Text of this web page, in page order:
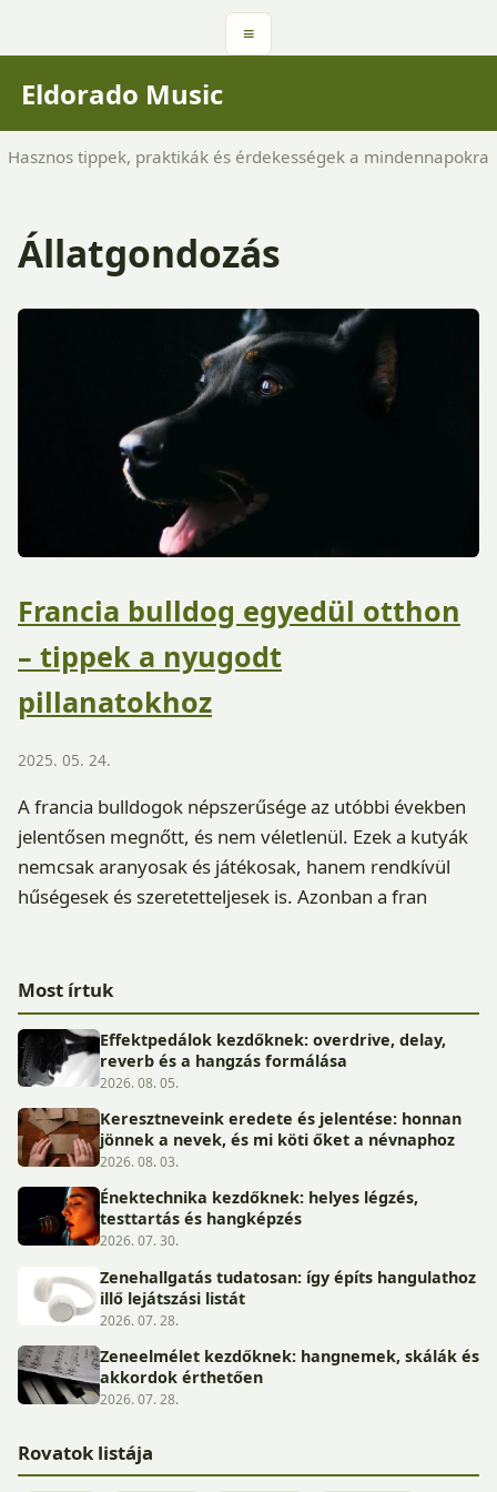
≡
Eldorado Music
Hasznos tippek, praktikák és érdekességek a mindennapokra
Állatgondozás
Francia bulldog egyedül otthon
– tippek a nyugodt
pillanatokhoz
2025. 05. 24.
A francia bulldogok népszerűsége az utóbbi években
jelentősen megnőtt, és nem véletlenül. Ezek a kutyák
nemcsak aranyosak és játékosak, hanem rendkívül
hűségesek és szeretetteljesek is. Azonban a fran
Most írtuk
Effektpedálok kezdőknek: overdrive, delay,
reverb és a hangzás formálása
2026. 08. 05.
Keresztneveink eredete és jelentése: honnan
jönnek a nevek, és mi köti őket a névnaphoz
2026. 08. 03.
Énektechnika kezdőknek: helyes légzés,
testtartás és hangképzés
2026. 07. 30.
Zenehallgatás tudatosan: így építs hangulathoz
illő lejátszási listát
2026. 07. 28.
Zeneelmélet kezdőknek: hangnemek, skálák és
akkordok érthetően
2026. 07. 28.
Rovatok listája